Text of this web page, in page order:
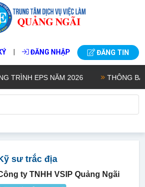
| ĐĂNG NHẬP ĐĂNG TIN
EPS NĂM 2026 THÔNG BÁO
sư trắc địa
ty TNHH VSIP Quảng Ngãi